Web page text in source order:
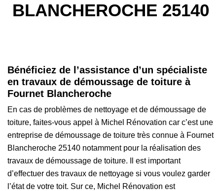
BLANCHEROCHE 25140
Bénéficiez de l’assistance d’un spécialiste
en travaux de démoussage de toiture à
Fournet Blancheroche
En cas de problèmes de nettoyage et de démoussage de
toiture, faites-vous appel à Michel Rénovation car c’est une
entreprise de démoussage de toiture très connue à Fournet
Blancheroche 25140 notamment pour la réalisation des
travaux de démoussage de toiture. Il est important
d’effectuer des travaux de nettoyage si vous voulez garder
l’état de votre toit. Sur ce, Michel Rénovation est